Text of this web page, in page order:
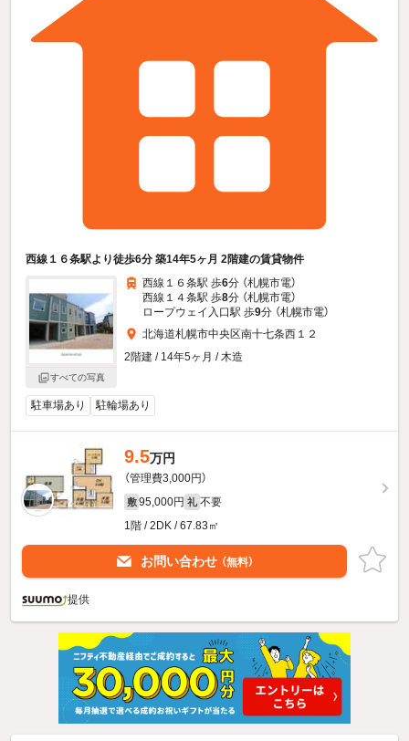
西線１６条駅より徒歩6分 築14年5ヶ月 2階建の賃貸物件
すべての写真
西線１６条駅 歩6分 （札幌市電）
西線１４条駅 歩8分 （札幌市電）
ロープウェイ入口駅 歩9分 （札幌市電）
北海道札幌市中央区南十七条西１２
2階建 / 14年5ヶ月 / 木造
駐車場あり 駐輪場あり
9.5万円
（管理費3,000円）
敷 95,000円 礼 不要
1階 / 2DK / 67.83㎡
お問い合わせ （無料）
提供